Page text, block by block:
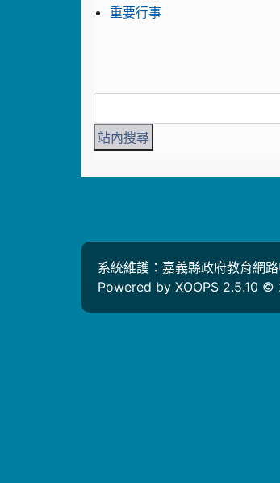
重要行事
系統維護：嘉義縣政府教育網
Powered by XOOPS 2.5.10